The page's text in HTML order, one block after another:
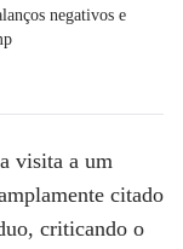
negativos e
visita a um
citado
criticando o